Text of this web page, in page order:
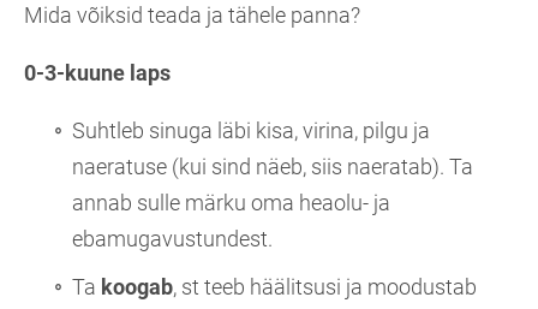
Mida võiksid teada ja tähele panna?
0-3-kuune laps
Suhtleb sinuga läbi kisa, virina, pilgu ja
naeratuse (kui sind näeb, siis naeratab). Ta
annab sulle märku oma heaolu- ja
ebamugavustundest.
Ta koogab, st teeb häälitsusi ja moodustab